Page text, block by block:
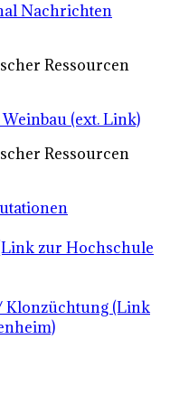
Nachrichten
Ressourcen
(ext. Link)
Ressourcen
zur Hochschule
Klonzüchtung (Link